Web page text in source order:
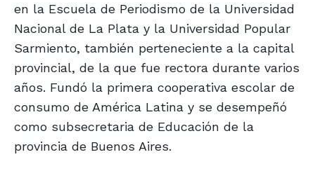
en la Escuela de Periodismo de la Universidad
Nacional de La Plata y la Universidad Popular
Sarmiento, también perteneciente a la capital
provincial, de la que fue rectora durante varios
años. Fundó la primera cooperativa escolar de
consumo de América Latina y se desempeñó
como subsecretaria de Educación de la
provincia de Buenos Aires.